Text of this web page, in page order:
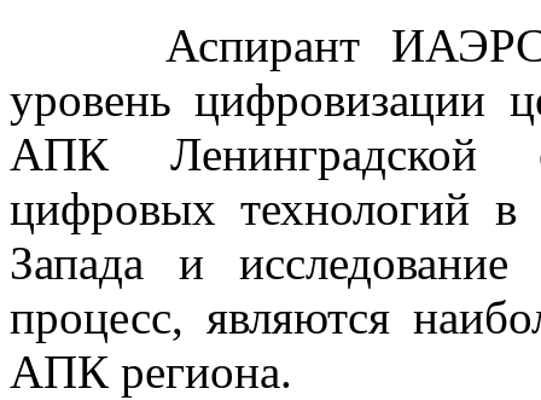
Аспирант ИАЭРСТ
уровень цифровизации
АПК Ленинградской
цифровых технологий
Запада и
процесс, являются
АПК региона.